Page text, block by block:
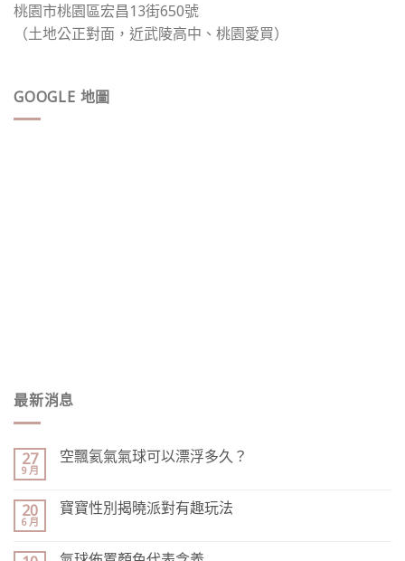
桃園市桃園區宏昌13街650號
（土地公正對面，近武陵高中、桃園愛買）
GOOGLE 地圖
最新消息
27
9 月
空飄氦氣氣球可以漂浮多久？
20
6 月
寶寶性別揭曉派對有趣玩法